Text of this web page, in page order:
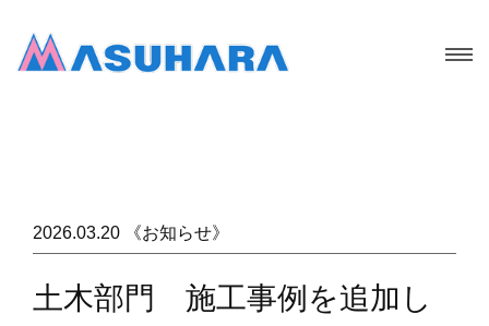
2026.03.20 《お知らせ》
土木部門 施工事例を追加し